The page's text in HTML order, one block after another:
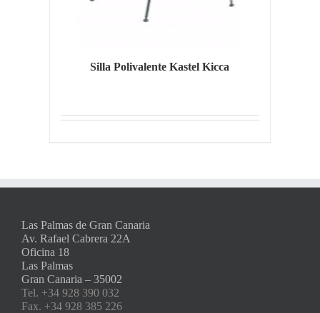
Silla Polivalente Kastel Kicca
Las Palmas de Gran Canaria
Av. Rafael Cabrera 22A
Oficina 18
Las Palmas
Gran Canaria – 35002
Tel. +34 928 390 032
Fax. +34 928 385 226